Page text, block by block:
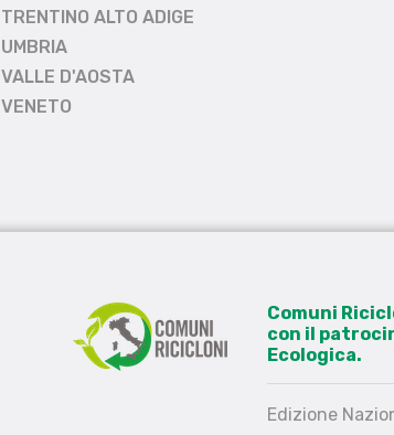
TRENTINO ALTO ADIGE
UMBRIA
VALLE D'AOSTA
VENETO
Comuni
con il
Ecologica.
Edizione